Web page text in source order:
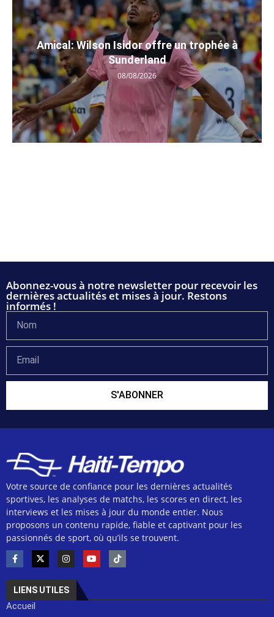
Amical: Wilson Isidor offre un trophée à
Sunderland
08/08/2026
Abonnez-vous à notre newsletter pour recevoir les
dernières actualités et mises à jour. Restons
informés !
S'ABONNER
Votre source de confiance pour les dernières actualités
sportives, les analyses de matchs, les scores en direct, les
interviews et les mises à jour du monde entier. Nous
proposons un contenu rapide, fiable et captivant pour les
passionnés de sport, où qu’ils se trouvent.
LIENS UTILES
Accueil